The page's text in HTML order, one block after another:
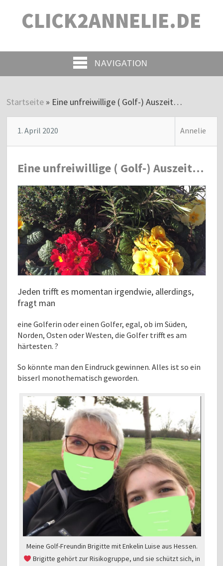
CLICK2ANNELIE.DE
NAVIGATION
Startseite » Eine unfreiwillige ( Golf-) Auszeit…
1. April 2020 Annelie
Eine unfreiwillige ( Golf-) Auszeit…
Jeden trifft es momentan irgendwie, allerdings,
fragt man
eine Golferin oder einen Golfer, egal, ob im Süden,
Norden, Osten oder Westen, die Golfer trifft es am
härtesten. ?
So könnte man den Eindruck gewinnen. Alles ist so ein
bisserl monothematisch geworden.
Meine Golf-Freundin Brigitte mit Enkelin Luise aus Hessen.
Brigitte gehört zur Risikogruppe, und sie schützt sich, in